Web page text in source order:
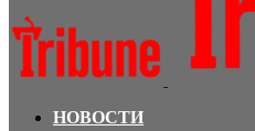
НОВОСТИ